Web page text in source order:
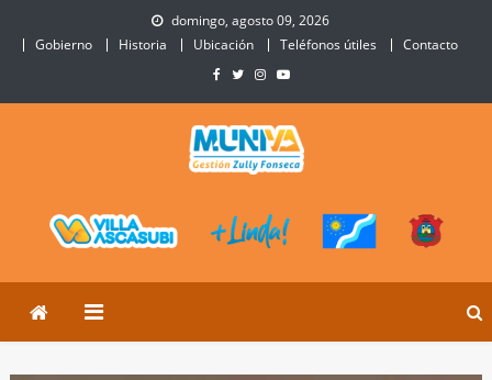
domingo, agosto 09, 2026
Gobierno
Historia Ubicación Teléfonos útiles Contacto
Ascasubi